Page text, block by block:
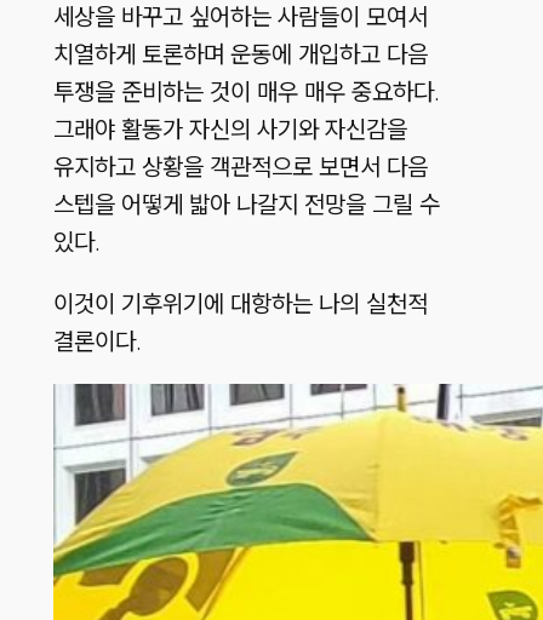
세상을 바꾸고 싶어하는 사람들이 모여서
치열하게 토론하며 운동에 개입하고 다음
투쟁을 준비하는 것이 매우 매우 중요하다.
그래야 활동가 자신의 사기와 자신감을
유지하고 상황을 객관적으로 보면서 다음
스텝을 어떻게 밟아 나갈지 전망을 그릴 수
있다.
이것이 기후위기에 대항하는 나의 실천적
결론이다.